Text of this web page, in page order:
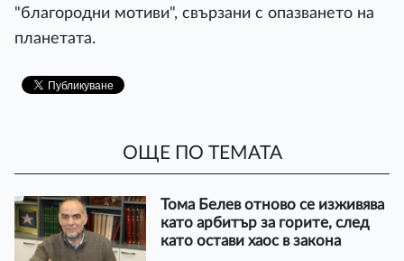
"благородни мотиви", свързани с опазването на
планетата.
ОЩЕ ПО ТЕМАТА
Тома Белев отново се изживява
като арбитър за горите, след
като остави хаос в закона